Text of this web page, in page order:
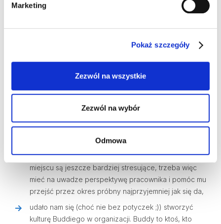
Marketing
Pokaż szczegóły
Zezwól na wszystkie
Zezwól na wybór
Odmowa
wskakuje jeszcze jedna kluczowa kwestia - wdrożenie
Wyznaczanie procesu onboardingowego to
uwzględnienie wszystkich czynności, spotkań i
materiałów, które pomogą nowej osobie wdrożyć się
w nowe środowisko pracy. Co zaproponowałam tutaj?
oprócz standardowej checklisty dla managerów
stworzyliśmy także checklistę dla nowego pracownika,
wiedzy i wiedział co go jeszcze czeka. Niewiedza i
brak planu powodują, że te pierwsze dni w nowym
miejscu są jeszcze bardziej stresujące, trzeba więc
mieć na uwadze perspektywę pracownika i pomóc mu
przejść przez okres próbny najprzyjemniej jak się da,
udało nam się (choć nie bez potyczek ;)) stworzyć
kulturę Buddiego w organizacji. Buddy to ktoś, kto